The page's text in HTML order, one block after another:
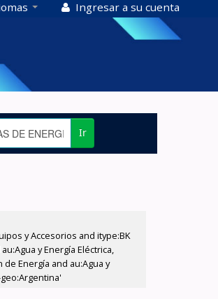
Ingresar a su cuenta
Ir
y Accesorios and itype:BK
y Energía Eléctrica,
Energía and au:Agua y